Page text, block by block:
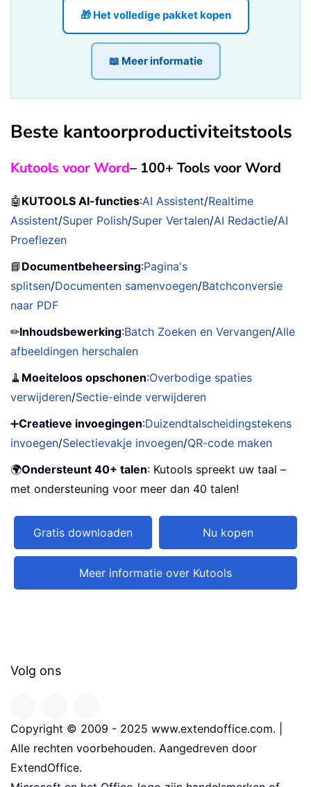
🎁 Het volledige pakket kopen
📖 Meer informatie
Beste kantoorproductiviteitstools
Kutools voor Word– 100+ Tools voor Word
🤖 KUTOOLS AI-functies:AI Assistent/Realtime
Assistent/Super Polish/Super Vertalen/AI Redactie/AI
Proeflezen
📘 Documentbeheersing:Pagina's
splitsen/Documenten samenvoegen/Batchconversie
naar PDF
✏Inhoudsbewerking:Batch Zoeken en Vervangen/Alle
afbeeldingen herschalen
🧹 Moeiteloos opschonen:Overbodige spaties
verwijderen/Sectie-einde verwijderen
➕Creatieve invoegingen:Duizendtalscheidingstekens
invoegen/Selectievakje invoegen/QR-code maken
🌍Ondersteunt 40+ talen: Kutools spreekt uw taal –
met ondersteuning voor meer dan 40 talen!
Gratis downloaden Nu kopen
Meer informatie over Kutools
Volg ons
Copyright © 2009 - 2025 www.extendoffice.com. |
Alle rechten voorbehouden. Aangedreven door
ExtendOffice.